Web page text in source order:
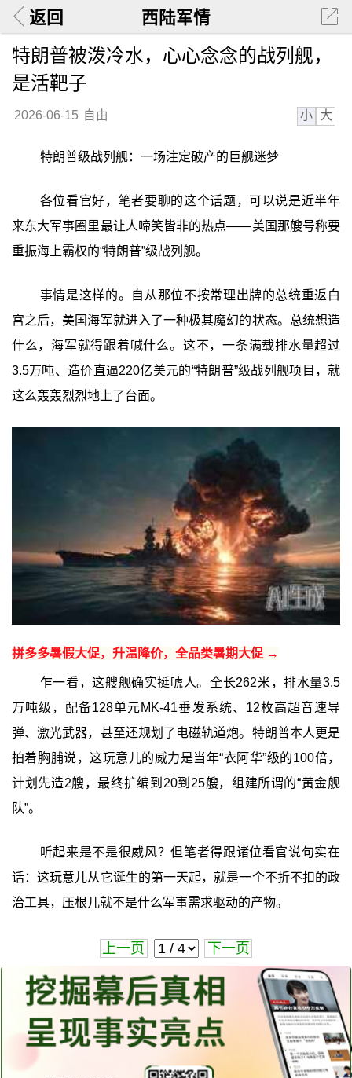
返回 西陆军情
特朗普被泼冷水，心心念念的战列舰，
是活靶子
2026-06-15 自由 小 大
特朗普级战列舰：一场注定破产的巨舰迷梦
各位看官好，笔者要聊的这个话题，可以说是近半年
来东大军事圈里最让人啼笑皆非的热点——美国那艘号称要
重振海上霸权的“特朗普”级战列舰。
事情是这样的。自从那位不按常理出牌的总统重返白
宫之后，美国海军就进入了一种极其魔幻的状态。总统想造
什么，海军就得跟着喊什么。这不，一条满载排水量超过
3.5万吨、造价直逼220亿美元的“特朗普”级战列舰项目，就
这么轰轰烈烈地上了台面。
拼多多暑假大促，升温降价，全品类暑期大促 →
乍一看，这艘舰确实挺唬人。全长262米，排水量3.5
万吨级，配备128单元MK-41垂发系统、12枚高超音速导
弹、激光武器，甚至还规划了电磁轨道炮。特朗普本人更是
拍着胸脯说，这玩意儿的威力是当年“衣阿华”级的100倍，
计划先造2艘，最终扩编到20到25艘，组建所谓的“黄金舰
队”。
听起来是不是很威风？但笔者得跟诸位看官说句实在
话：这玩意儿从它诞生的第一天起，就是一个不折不扣的政
治工具，压根儿就不是什么军事需求驱动的产物。
上一页 下一页